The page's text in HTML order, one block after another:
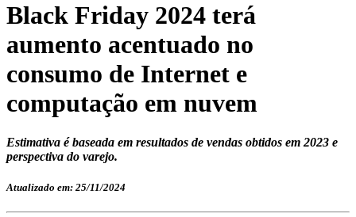
Black Friday 2024 terá
aumento acentuado no
consumo de Internet e
computação em nuvem
Estimativa é baseada em resultados de vendas obtidos em 2023 e
perspectiva do varejo.
Atualizado em: 25/11/2024